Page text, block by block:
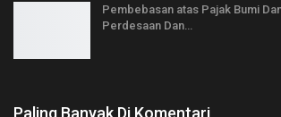
Pembebasan atas Pajak Bumi
Perdesaan Dan…
Paling Banyak Di Komentari